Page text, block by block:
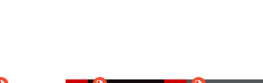
și cu exerciții practice, menită să ne ajute să ne înțelegem
Break the Cycle Psychotherapy & Consulting (BTC) și